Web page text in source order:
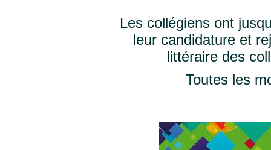
Les collégiens ont
leur candidature et
littéraire des
Toutes les